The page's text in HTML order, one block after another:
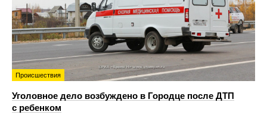
Происшествия
Уголовное дело возбуждено в Городце после ДТП
с ребенком